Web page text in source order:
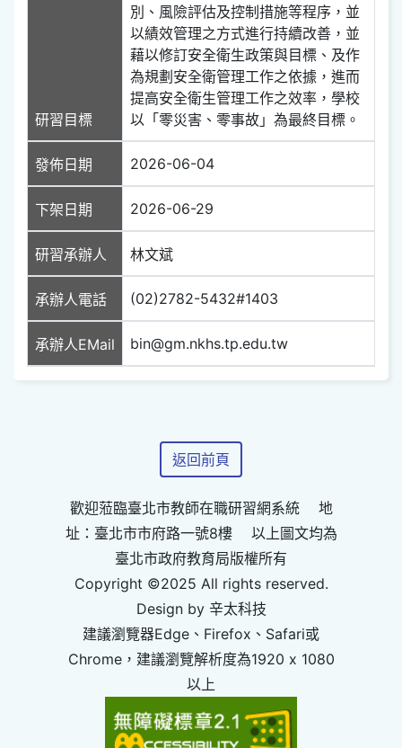
研習目標
別、風險評估及控制措施等程序，並
以績效管理之方式進行持續改善，並
藉以修訂安全衛生政策與目標、及作
為規劃安全衛管理工作之依據，進而
提高安全衛生管理工作之效率，學校
以「零災害、零事故」為最終目標。
發佈日期 2026-06-04
下架日期 2026-06-29
研習承辦人 林文斌
承辦人電話 (02)2782-5432#1403
承辦人EMail bin@gm.nkhs.tp.edu.tw
返回前頁
歡迎蒞臨臺北市教師在職研習網系統 地
址：臺北市市府路一號8樓 以上圖文均為
臺北市政府教育局版權所有
Copyright ©2025 All rights reserved.
Design by 辛太科技
建議瀏覽器Edge、Firefox、Safari或
Chrome，建議瀏覽解析度為1920 x 1080
以上